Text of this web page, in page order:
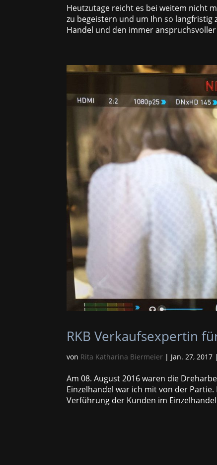
Heutzutage reicht es bei weitem nicht
zu begeistern und um Ihn so langfristig
Handel und den immer
RKB Verkaufsexpertin
von Rita Katharina Biermeier | Jan. 27, 2017
Am 08. August 2016 waren die
Einzelhandel war ich mit von der
Verführung der Kunden im